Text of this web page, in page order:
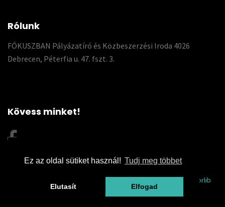
Ez az oldal sütiket használ! Tudj meg többet
Elutasít Elfogad
Rólunk
FÓKUSZBAN Pályázatíró és Közbeszerzési Iroda 4026
Debrecen, Péterfia u. 47. fszt. 3.
Kövess minket!
© 2026 Fókuszpályázat | This template is made with by Colorlib